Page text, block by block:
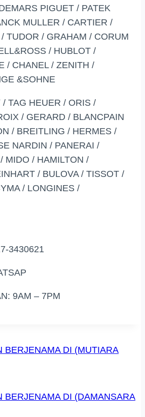
PIGUET / PATEK
MULLER / CARTIER /
TUDOR / GRAHAM / CORUM
/ HUBLOT /
/ CHANEL / ZENITH /
&SOHNE
/ TAG HEUER / ORIS /
/ GERARD / BLANCPAIN
/ BREITLING / HERMES /
NARDIN / PANERAI /
MIDO / HAMILTON /
/ BULOVA / TISSOT /
/ LONGINES /
3430621
9AM – 7PM
BERJENAMA DI (MUTIARA
BERJENAMA DI (DAMANSARA